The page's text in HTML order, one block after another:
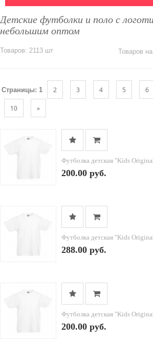
Детские футболки и поло с
небольшим оптом
Товаров: 2113 шт Товаров
Страницы: 1 2 3 4 5 6
10 »
Футболка детская "Kids
200.00 руб.
Футболка детская "Kids
288.00 руб.
Футболка детская "Kids
200.00 руб.